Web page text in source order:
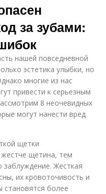
за зубами:
нашей повседневной
эстетика улыбки, но
многие из нас
привести к серьезным
8 неочевидных
могут нанести вред
щетки
щетина, тем
заблуждение. Жесткая
их кровоточивость и
становятся более